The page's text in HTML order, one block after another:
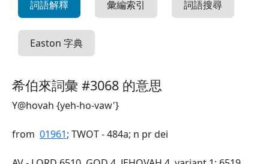
詞語解釋 彙編索引 詞語搜尋
Easton 字典
希伯來詞彙 #3068 的意思
Y@hovah {yeh-ho-vaw'}
from 01961; TWOT - 484a; n pr dei